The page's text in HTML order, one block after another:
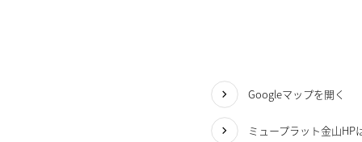
Googleマップを開く
ミュープラット金山HP